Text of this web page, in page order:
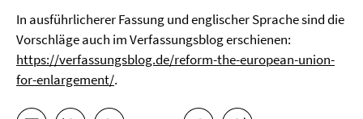
In ausführlicherer Fassung und englischer Sprache sind die
Vorschläge auch im Verfassungsblog erschienen:
https://verfassungsblog.de/reform-the-european-union-
for-enlargement/.